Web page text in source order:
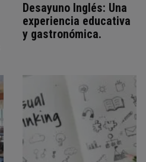
Desayuno Inglés: Una
experiencia educativa
y gastronómica.